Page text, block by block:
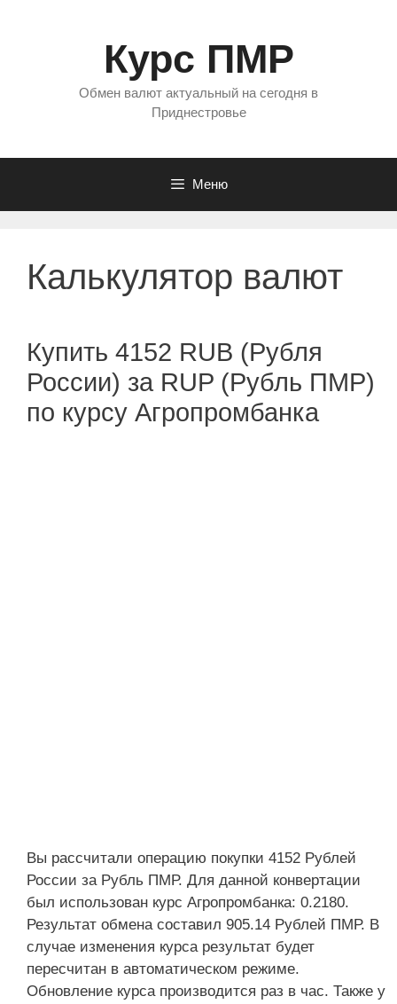
Курс ПМР
Обмен валют актуальный на сегодня в
Приднестровье
Меню
Калькулятор валют
Купить 4152 RUB (Рубля
России) за RUP (Рубль ПМР)
по курсу Агропромбанка
Вы рассчитали операцию покупки 4152 Рублей
России за Рубль ПМР. Для данной конвертации
был использован курс Агропромбанка: 0.2180.
Результат обмена составил 905.14 Рублей ПМР. В
случае изменения курса результат будет
пересчитан в автоматическом режиме.
Обновление курса производится раз в час. Также у